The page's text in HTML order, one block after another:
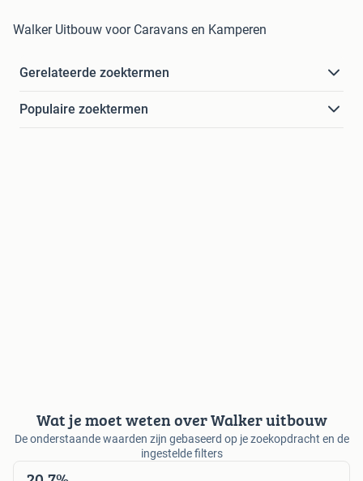
Walker Uitbouw voor Caravans en Kamperen
Gerelateerde zoektermen
Populaire zoektermen
Wat je moet weten over Walker uitbouw
De onderstaande waarden zijn gebaseerd op je zoekopdracht en de
ingestelde filters